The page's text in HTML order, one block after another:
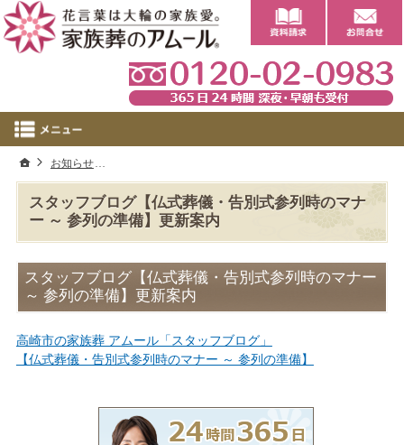
スタッフブログ【仏式葬儀・告別式参列時のマナ
ー ～ 参列の準備】更新案内
スタッフブログ【仏式葬儀・告別式参列時のマナー
～ 参列の準備】更新案内
高崎市の家族葬 アムール「スタッフブログ」
【仏式葬儀・告別式参列時のマナー ～ 参列の準備】
ホーム
お知らせ